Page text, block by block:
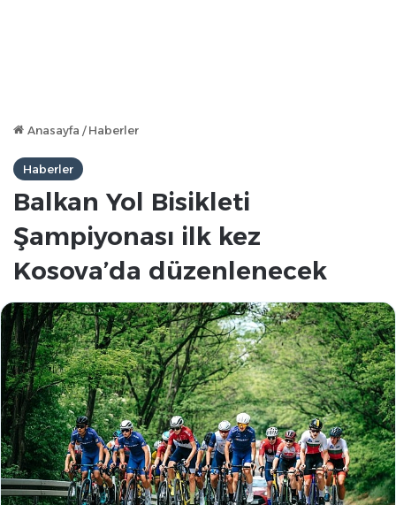
Anasayfa / Haberler
Haberler
Balkan Yol Bisikleti
Şampiyonası ilk kez
Kosova’da düzenlenecek